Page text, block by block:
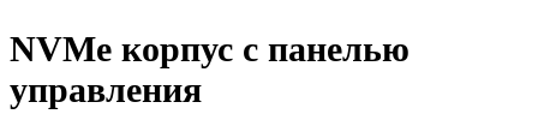
NVMe корпус с панелью
управления